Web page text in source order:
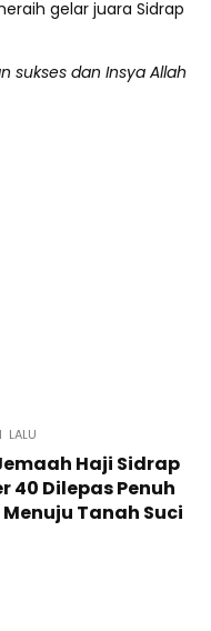
gelar juara Sidrap
sukses dan Insya Allah
LALU
Haji Sidrap
40 Dilepas Penuh
Tanah Suci